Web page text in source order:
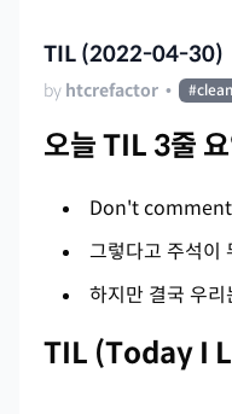
TIL (2022-04-30)
by htcrefactor • #
오늘 TIL 3줄
Don't
그렇다고 주석이
하지만 결국 우
TIL (Today I